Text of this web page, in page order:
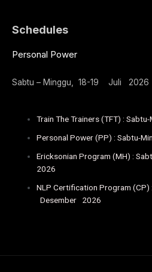
Schedules
Personal Power
Sabtu – Minggu, 18-19 Juli 2026
Train The Trainers (TFT) :
Personal Power (PP) : Sabtu-
Ericksonian Program (MH) :
2026
NLP Certification Program (CP)
Desember 2026